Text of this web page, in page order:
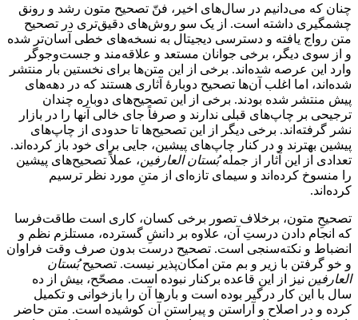
چنان که می‌دانیم در سال‌های اخیر، فنّ تصحیح متون رشد و رونق
چشمگیری داشته است. از یک سو روش‌های دقیق‌تری در تصحیح
متن رواج یافته و دسترسی دیجیتال به نسخه‌های خطی آسان‌تر شده
و از سوی دیگر، برخی جوانان مستعد و علاقه‌مند و جست‌وجوگر
وارد این عرصه شده‌اند. برخی از این متن‌ها برای نخستین بار منتشر
شده‌اند، اما اغلب آن‌ها تصحیح دوبارۀ آثاری هستند که در دهه‌های
پیش منتشر شده‌ بودند. برخی از این تصحیح‌های دوباره چندان
ترجیحی بر چاپ‌های قبلی ندارند و صرفاً جای خالی آنها را در بازار
نشر گرفته‌اند. برخی دیگر از این تصحیح‌ها تا حدودی از چاپ‌های
پیشین بهترند و در کنار چاپ‌های پیشین، جایی برای خود باز کرده‌اند.
تعدادی از این آثار از جملهبُستان العارفین، عملاً تصحیح‌های پیشین
را منسوخ کرده‌اند و سیمای تازه‌ای از متنِ مورد نظر ترسیم
کرده‌اند.
تصحیحِ متون، برخلاف تصور برخی کسان، کاری است طاقت‌فرسا
که انجام دادن درستِ آن، علاوه بر دانشِ گسترده، مستلزم نظم و
انضباط و نکته‌سنجی است. تصحیح درست بدون صرف وقت فراوان
و خو گرفتن با زیر و بم متن امکان‌پذیر نیست. تصحیحبُستان
العارفین نیز از این قاعده برکنار نبوده است. مصحّح، بیش از ده
سال با این کار درگیر بوده است و بارها آن را بازخوانی و تکمیل
کرده و در اصلاح و آراستن و پیراستن آن کوشیده است. متن حاضر